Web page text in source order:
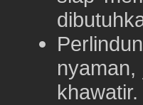
khawatir.